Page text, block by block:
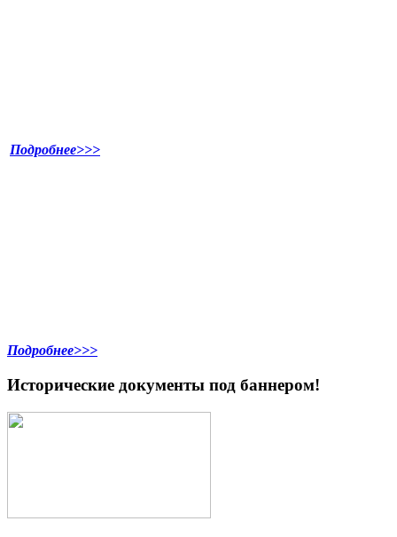
Подробнее>>>
Подробнее>>>
Исторические документы под баннером!